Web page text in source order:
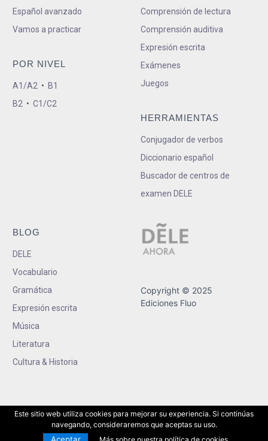
Español avanzado
Vamos a practicar
POR NIVEL
A1/A2 • B1
B2 • C1/C2
Comprensión de lectura
Comprensión auditiva
Expresión escrita
Exámenes
Juegos
HERRAMIENTAS
Conjugador de verbos
Diccionario español
Buscador de centros de
examen DELE
BLOG
DELE
Vocabulario
Gramática
Expresión escrita
Música
Literatura
Cultura & Historia
Copyright © 2025
Ediciones Fluo
Este sitio web utiliza cookies para mejorar su experiencia. Si continúas
navegando, consideraremos que aceptas su uso.
Aceptar